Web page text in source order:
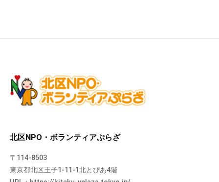
北区NPO・ボランティアぷらざ
〒114-8503
東京都北区王子1-11-1北とぴあ4階